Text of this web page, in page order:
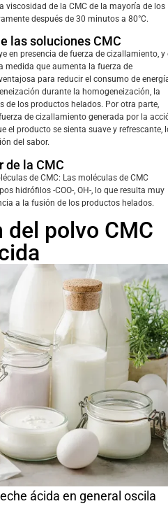
viscosidad de la CMC de la mayoría de los
después de 30 minutos a 80°C.
las soluciones CMC
en presencia de fuerza de cizallamiento, y
medida que aumenta la fuerza de
para reducir el consumo de
durante la homogeneización, la
de los productos helados. Por otra parte,
de cizallamiento generada por la
el producto se sienta suave y refrescante,
del sabor.
de la CMC
de CMC: Las moléculas de CMC
hidrófilos -COO-, OH-, lo que resulta muy
a la fusión de los productos helados.
polvo CMC
ácida en general oscila